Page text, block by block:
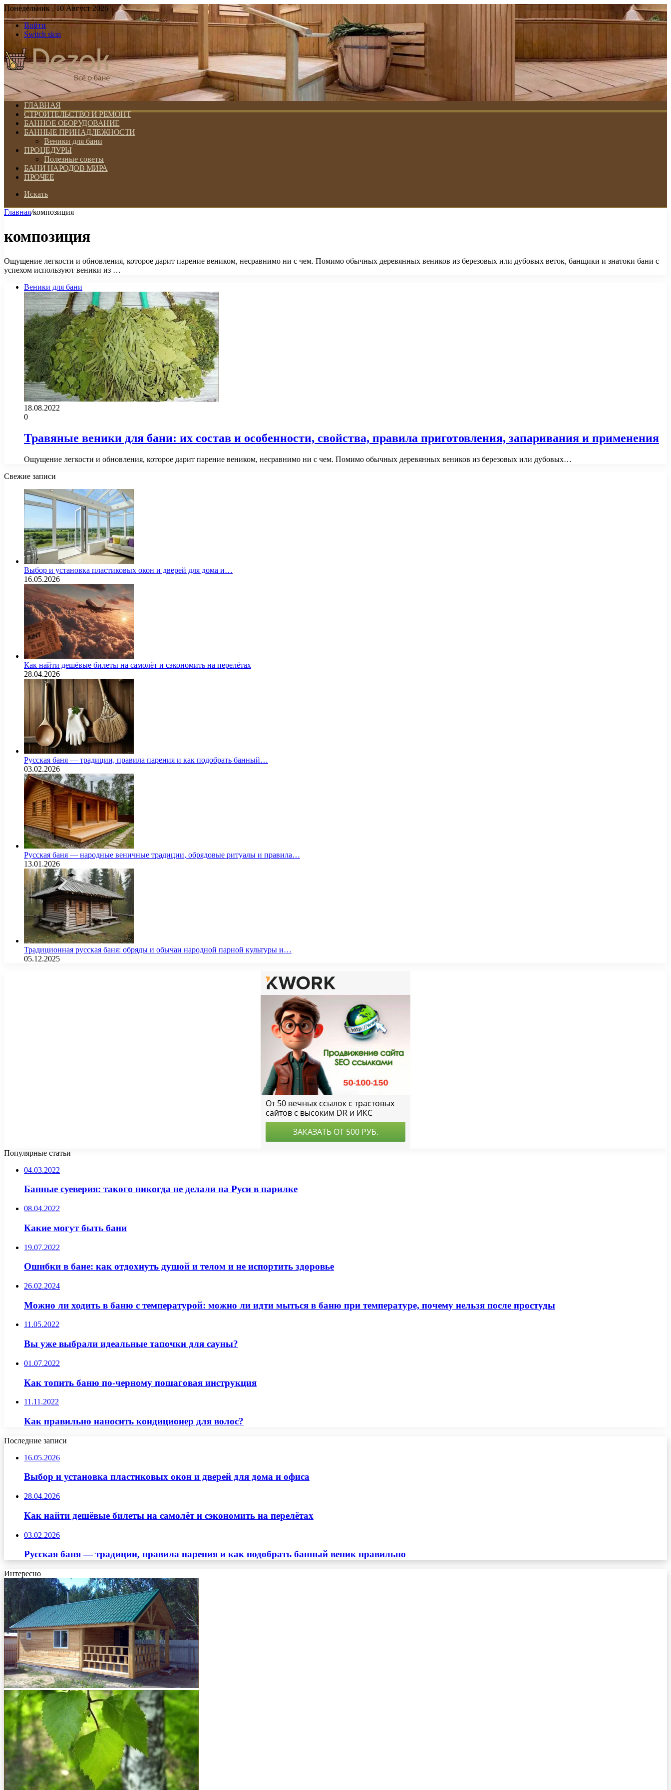
Понедельник , 10 Август 2026
Войти
Switch skin
ГЛАВНАЯ
СТРОИТЕЛЬСТВО И РЕМОНТ
БАННОЕ ОБОРУДОВАНИЕ
БАННЫЕ ПРИНАДЛЕЖНОСТИ
Веники для бани
ПРОЦЕДУРЫ
Полезные советы
БАНИ НАРОДОВ МИРА
ПРОЧЕЕ
Искать
Главная/композиция
композиция
Ощущение легкости и обновления, которое дарит парение веником, несравнимо ни с чем. Помимо обычных деревянных веников из березовых или дубовых веток, банщики и знатоки бани с
успехом используют веники из …
Веники для бани
18.08.2022
0
Травяные веники для бани: их состав и особенности, свойства, правила приготовления, запаривания и применения
Ощущение легкости и обновления, которое дарит парение веником, несравнимо ни с чем. Помимо обычных деревянных веников из березовых или дубовых…
Свежие записи
Выбор и установка пластиковых окон и дверей для дома и…
16.05.2026
Как найти дешёвые билеты на самолёт и сэкономить на перелётах
28.04.2026
Русская баня — традиции, правила парения и как подобрать банный…
03.02.2026
Русская баня — народные веничные традиции, обрядовые ритуалы и правила…
13.01.2026
Традиционная русская баня: обряды и обычаи народной парной культуры и…
05.12.2025
Популярные статьи
04.03.2022
Банные суеверия: такого никогда не делали на Руси в парилке
08.04.2022
Какие могут быть бани
19.07.2022
Ошибки в бане: как отдохнуть душой и телом и не испортить здоровье
26.02.2024
Можно ли ходить в баню с температурой: можно ли идти мыться в баню при температуре, почему нельзя после простуды
11.05.2022
Вы уже выбрали идеальные тапочки для сауны?
01.07.2022
Как топить баню по-черному пошаговая инструкция
11.11.2022
Как правильно наносить кондиционер для волос?
Последние записи
16.05.2026
Выбор и установка пластиковых окон и дверей для дома и офиса
28.04.2026
Как найти дешёвые билеты на самолёт и сэкономить на перелётах
03.02.2026
Русская баня — традиции, правила парения и как подобрать банный веник правильно
Интересно